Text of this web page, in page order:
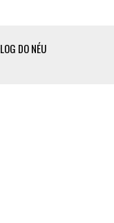
DO NÉU